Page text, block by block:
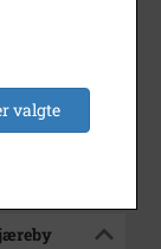
-
valgte